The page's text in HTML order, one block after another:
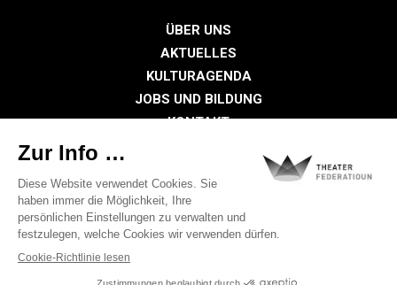
ÜBER UNS
AKTUELLES
KULTURAGENDA
JOBS UND BILDUNG
KONTAKT
MITGLIEDERBEREICH
Datenschutzrichtlinie
Cookie-Richtlinien